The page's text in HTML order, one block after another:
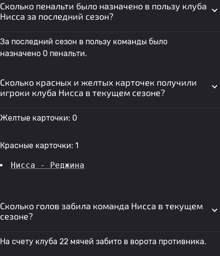
Сколько пенальти было назначено в пользу клуба
Нисса за последний сезон?
За последний сезон в пользу команды было
назначено 0 пенальти.
Сколько красных и желтых карточек получили
игроки клуба Нисса в текущем сезоне?
Желтые карточки: 0
Красные карточки: 1
Нисса - Реджина
Сколько голов забила команда Нисса в текущем
сезоне?
На счету клуба 22 мячей забито в ворота противника.